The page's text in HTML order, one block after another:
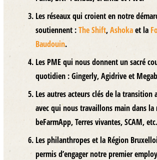
Les réseaux qui croient en notre
soutiennent :The Shift,Ashokaet la
Baudouin.
Les PME qui nous donnent un sacré
quotidien : Gingerly, Agidrive et
Les autres acteurs clés de la transition
avec qui nous travaillons main dans la
beFarmApp, Terres vivantes, SCAM, etc.
Les philanthropeset la Région
permis d’engager notre premier